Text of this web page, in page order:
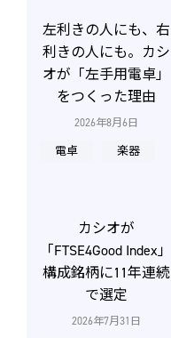
2026年8月6日
電卓 楽器
左利きの人にも、右
利きの人にも。カシ
オが「左手用電卓」
をつくった理由
2026年7月31日
カシオが
「FTSE4Good Index」
構成銘柄に11年連続
で選定